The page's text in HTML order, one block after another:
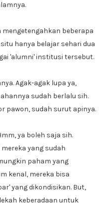
beberapa
hanya belajar sehari dua
'alumni' institusi tersebut.
Agak-agak lupa ya,
sudah berlalu sih.
pawon, sudah surut apinya.
ya boleh saja sih.
yang sudah
paham yang
kenal, mereka bisa
yang dikondisikan. But,
keberadaan untuk